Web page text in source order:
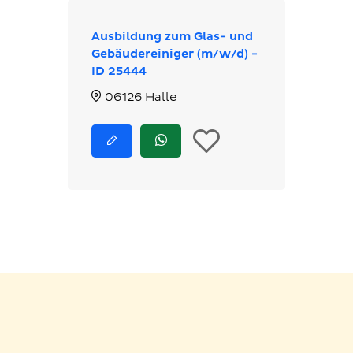
Ausbildung zum Glas- und
Gebäudereiniger (m/w/d) -
ID 25444
06126 Halle
Jetzt
bewerben
Jetzt
via
In